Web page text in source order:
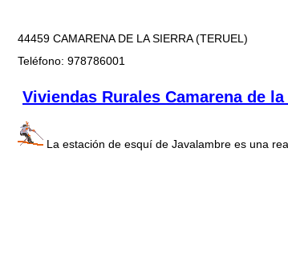
44459 CAMARENA DE LA SIERRA (TERUEL)
Teléfono: 978786001
Viviendas Rurales Camarena de
La estación de esquí de Javalambre es una